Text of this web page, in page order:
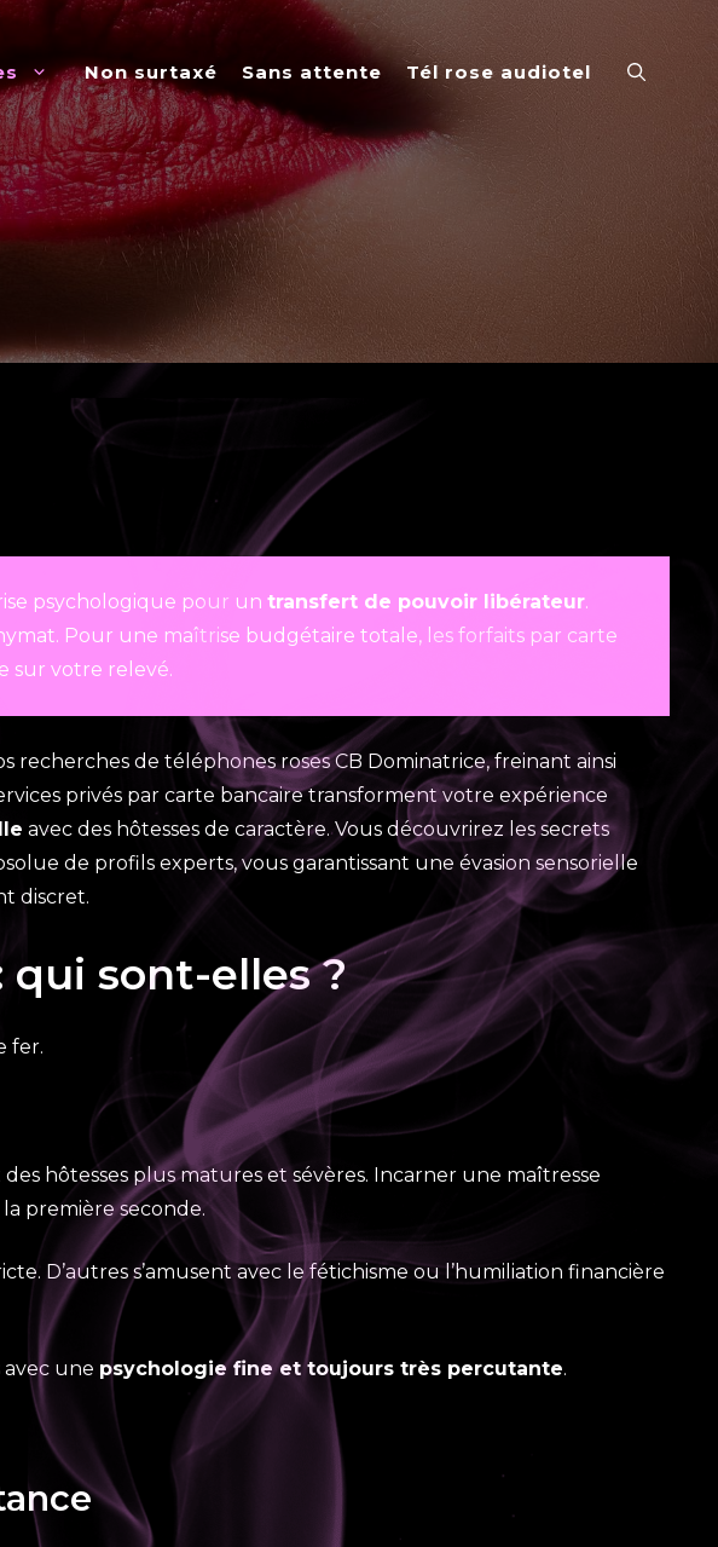
Non surtaxé Sans attente Tél rose audiotel
psychologique pour un transfert de pouvoir libérateur.
Pour une maîtrise budgétaire totale, les forfaits par carte
sur votre relevé.
de téléphones roses CB Dominatrice, freinant ainsi
privés par carte bancaire transforment votre expérience
avec des hôtesses de caractère. Vous découvrirez les secrets
de profils experts, vous garantissant une évasion sensorielle
discret.
sont-elles ?
fer.
hôtesses plus matures et sévères. Incarner une maîtresse
la première seconde.
D’autres s’amusent avec le fétichisme ou l’humiliation financière
avec une psychologie fine et toujours très percutante.